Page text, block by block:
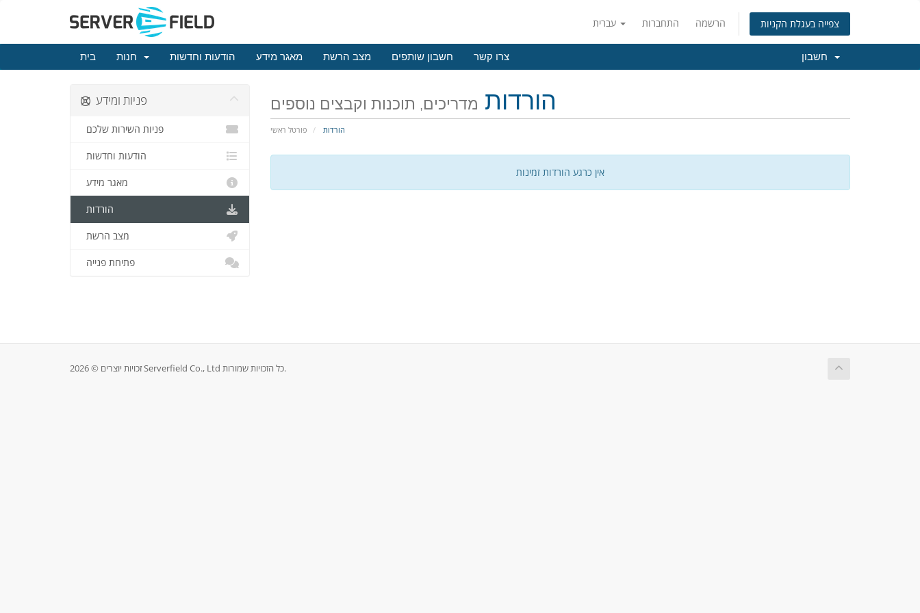
התחברות הרשמה צפייה בעגלת הקניות
בית הודעות וחדשות מאגר מידע מצב הרשת חשבון שותפים צרו קשר
הורדות מדריכים, תוכנות וקבצים נוספים
פורטל ראשי הורדות
אין כרגע הורדות זמינות
פניות ומידע
פניות השירות שלכם
הודעות וחדשות
מאגר מידע
הורדות
מצב הרשת
פתיחת פנייה
זכויות יוצרים © 2026 Serverfield Co., Ltd כל הזכויות שמורות.